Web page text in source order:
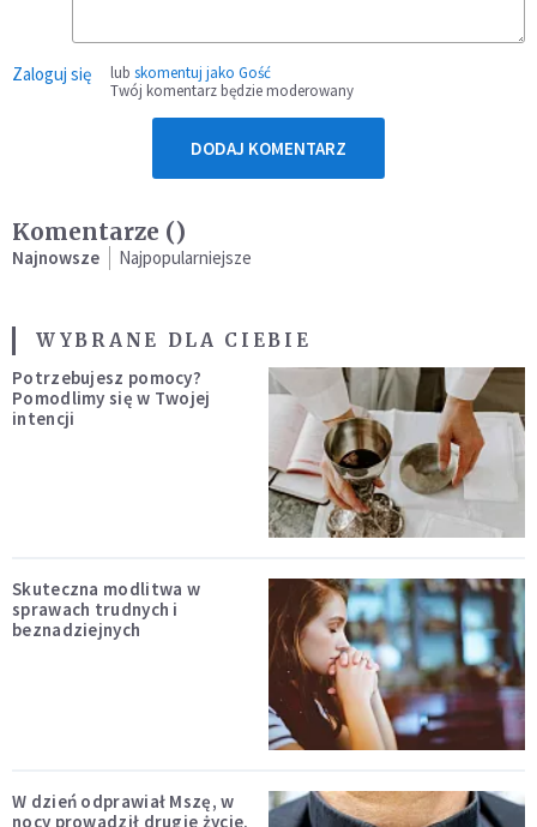
Zaloguj się lub skomentuj jako Gość
Twój komentarz będzie moderowany
DODAJ KOMENTARZ
Komentarze ()
Najnowsze Najpopularniejsze
WYBRANE DLA CIEBIE
Potrzebujesz pomocy?
Pomodlimy się w Twojej
intencji
Skuteczna modlitwa w
sprawach trudnych i
beznadziejnych
W dzień odprawiał Mszę, w
nocy prowadził drugie życie.